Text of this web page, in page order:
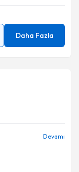
Daha Fazla
Devamı